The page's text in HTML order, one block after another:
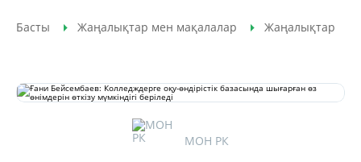
Басты Жаңалықтар мен мақалалар Жаңалықтар
МОН РК